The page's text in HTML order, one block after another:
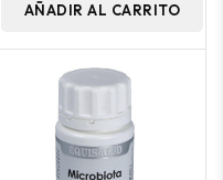
AÑADIR AL CARRITO